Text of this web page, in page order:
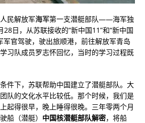
民解放军海军第一支潜艇部队——海军独
日，从苏联接收的“新中国11”和“新中国
军官驾驶，驶出旅顺港，前往解放军青岛
习队成员罗志怀回忆，当时的学习过程既
件下，苏联帮助中国建立了潜艇部队。大
队的文化水平比较低。那个时候，我们是
起得很早，晚上睡得很晚。三年零两个月
船（潜艇） 中国核潜艇部队解密，将船